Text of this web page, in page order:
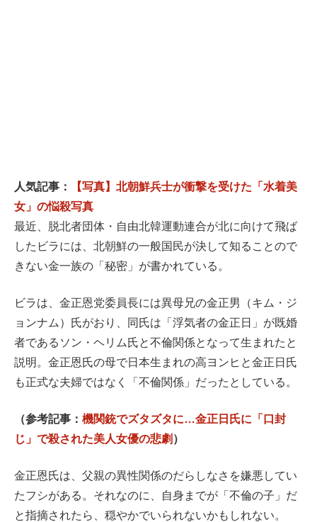
人気記事：
【写真】北朝鮮兵士が衝撃を受けた「水着美
女」の悩殺写真
最近、脱北者団体・自由北韓運動連合が北に向けて飛ば
したビラには、北朝鮮の一般国民が決して知ることので
きない金一族の「秘密」が書かれている。
ビラは、金正恩党委員長には異母兄の金正男（キム・ジ
ョンナム）氏がおり、同氏は「浮気者の金正日」が既婚
者であるソン・ヘリム氏と不倫関係となって生まれたと
説明。金正恩氏の母で日本生まれの高ヨンヒと金正日氏
も正式な夫婦ではなく「不倫関係」だったとしている。
（参考記事： 機関銃でズタズタに…金正日氏に「口封
じ」で殺された美人女優の悲劇 ）
金正恩氏は、父親の異性関係のだらしなさを嫌悪してい
たフシがある。それなのに、自身までが「不倫の子」だ
と指摘されたら、穏やかでいられないかもしれない。